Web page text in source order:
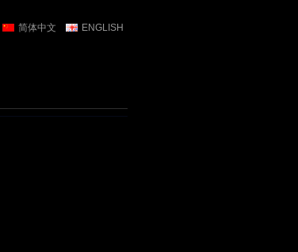
简体中文 ENGLISH